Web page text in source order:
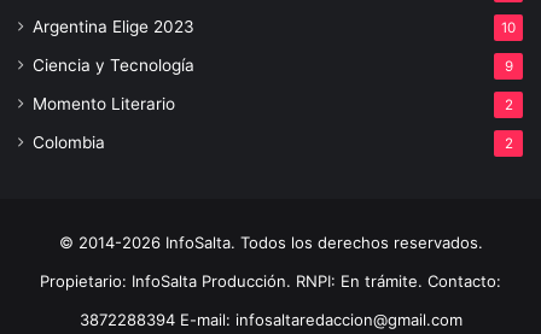
Argentina Elige 2023 10
Ciencia y Tecnología 9
Momento Literario 2
Colombia 2
© 2014-2026 InfoSalta. Todos los derechos reservados.
Propietario: InfoSalta Producción. RNPI: En trámite. Contacto:
3872288394 E-mail: infosaltaredaccion@gmail.com